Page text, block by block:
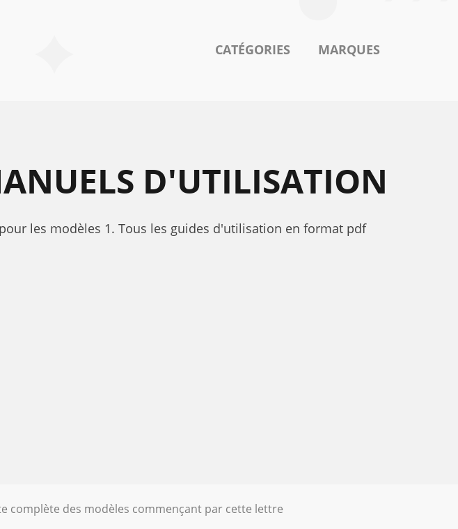
CATÉGORIES MARQUES
D'UTILISATION
les modèles 1. Tous les guides d'utilisation en format pdf
complète des modèles commençant par cette lettre